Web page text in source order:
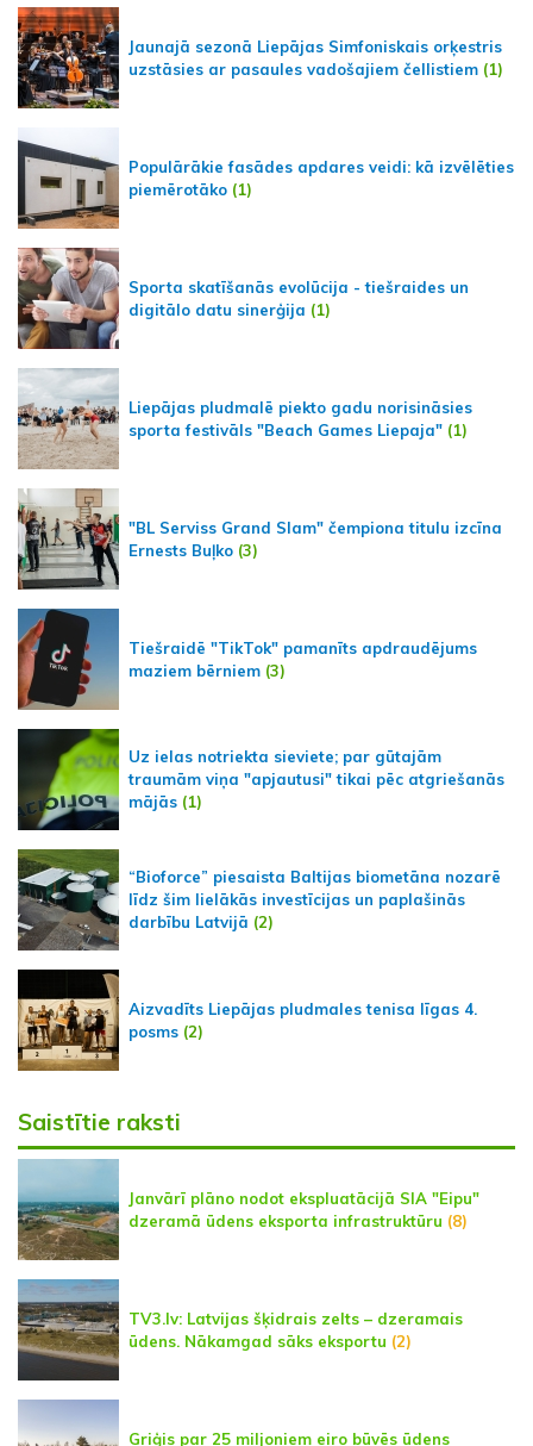
Jaunajā sezonā Liepājas Simfoniskais orķestris
uzstāsies ar pasaules vadošajiem čellistiem (1)
Populārākie fasādes apdares veidi: kā izvēlēties
piemērotāko (1)
Sporta skatīšanās evolūcija - tiešraides un
digitālo datu sinerģija (1)
Liepājas pludmalē piekto gadu norisināsies
sporta festivāls "Beach Games Liepaja" (1)
"BL Serviss Grand Slam" čempiona titulu izcīna
Ernests Buļko (3)
Tiešraidē "TikTok" pamanīts apdraudējums
maziem bērniem (3)
Uz ielas notriekta sieviete; par gūtajām
traumām viņa "apjautusi" tikai pēc atgriešanās
mājās (1)
“Bioforce” piesaista Baltijas biometāna nozarē
līdz šim lielākās investīcijas un paplašinās
darbību Latvijā (2)
Aizvadīts Liepājas pludmales tenisa līgas 4.
posms (2)
Saistītie raksti
Janvārī plāno nodot ekspluatācijā SIA "Eipu"
dzeramā ūdens eksporta infrastruktūru (8)
TV3.lv: Latvijas šķidrais zelts – dzeramais
ūdens. Nākamgad sāks eksportu (2)
Griģis par 25 miljoniem eiro būvēs ūdens